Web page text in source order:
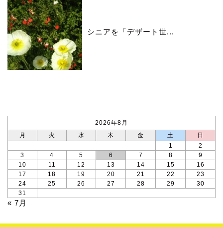
シニアを「デザート世...
2026年8月
月
火 水 木 金 土
日
1
2
3
4 5 6 7 8
9
10
11 12 13 14 15
16
17
18 19 20 21 22
23
24
25 26 27 28 29
30
31
« 7月